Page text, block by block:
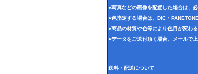
●写真などの画像を配置した場合は、
●色指定する場合は、DIC・
●商品の材質や色等により色目が変わる
●データをご送付頂く場合、メールで
送料・配送について